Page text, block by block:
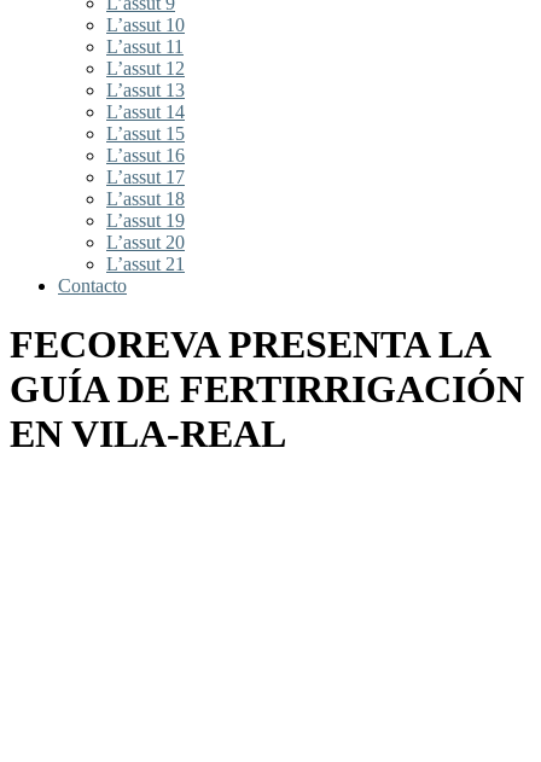
L’assut 10
L’assut 11
L’assut 12
L’assut 13
L’assut 14
L’assut 15
L’assut 16
L’assut 17
L’assut 18
L’assut 19
L’assut 20
L’assut 21
Contacto
FECOREVA PRESENTA LA
GUÍA DE FERTIRRIGACIÓN
EN VILA-REAL